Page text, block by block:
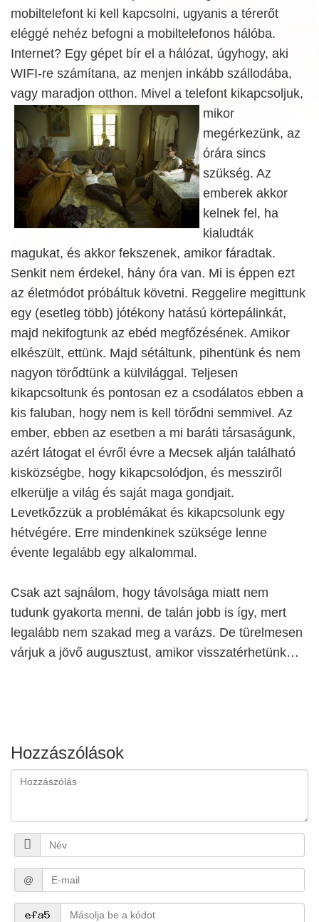
mobiltelefont ki kell kapcsolni, ugyanis a térerőt
eléggé nehéz befogni a mobiltelefonos hálóba.
Internet? Egy gépet bír el a hálózat, úgyhogy, aki
WIFI-re számítana, az menjen inkább szállodába,
vagy maradjon otthon. Mivel a telefont kikapcsoljuk,
mikor
megérkezünk, az
órára sincs
szükség. Az
emberek akkor
kelnek fel, ha
kialudták
magukat, és akkor fekszenek, amikor fáradtak.
Senkit nem érdekel, hány óra van. Mi is éppen ezt
az életmódot próbáltuk követni. Reggelire megittunk
egy (esetleg több) jótékony hatású körtepálinkát,
majd nekifogtunk az ebéd megfőzésének. Amikor
elkészült, ettünk. Majd sétáltunk, pihentünk és nem
nagyon törődtünk a külvilággal. Teljesen
kikapcsoltunk és pontosan ez a csodálatos ebben a
kis faluban, hogy nem is kell törődni semmivel. Az
ember, ebben az esetben a mi baráti társaságunk,
azért látogat el évről évre a Mecsek alján található
kisközségbe, hogy kikapcsolódjon, és messziről
elkerülje a világ és saját maga gondjait.
Levetkőzzük a problémákat és kikapcsolunk egy
hétvégére. Erre mindenkinek szüksége lenne
évente legalább egy alkalommal.
Csak azt sajnálom, hogy távolsága miatt nem
tudunk gyakorta menni, de talán jobb is így, mert
legalább nem szakad meg a varázs. De türelmesen
várjuk a jövő augusztust, amikor visszatérhetünk…
Hozzászólások
@